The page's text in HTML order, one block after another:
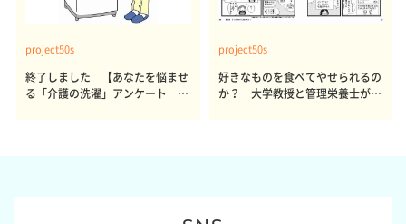
project50s
終了しました 【あなたを悩ませ
る「介護の洗濯」アンケート 体
project50s
好きなものを食べてやせられるの
か？ 大学教授と管理栄養士が出